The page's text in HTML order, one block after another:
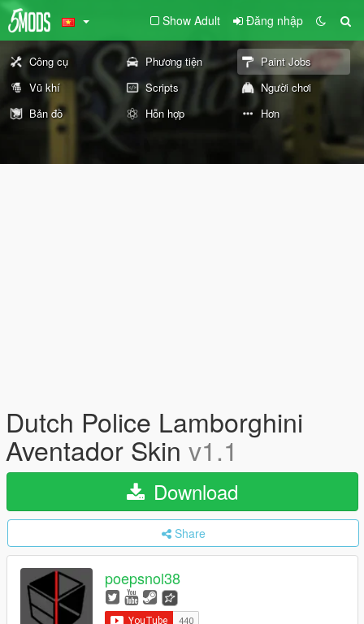
Show Adult Đăng nhập
Công cụ Phương tiện
Paint Jobs
Vũ khí
Scripts
Người chơi
Bản đồ
Hỗn hợp Hơn
Dutch Police Lamborghini
Aventador Skin v1.1
Download
Share
poepsnol38